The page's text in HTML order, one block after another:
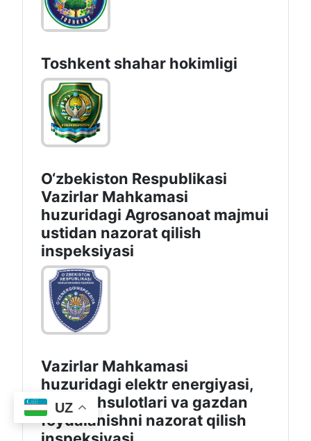
UZ
Toshkеnt shаhаr hоkimligi
O‘zbekiston Respublikasi
Vazirlar Mahkamasi
huzuridagi Agrosanoat majmui
ustidan nazorat qilish
inspeksiyasi
Vazirlar Mahkamasi
huzuridagi elektr energiyasi,
neft mahsulotlari va gazdan
foydalanishni nazorat qilish